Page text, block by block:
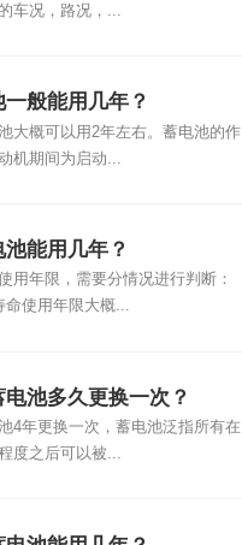
车况，路况，...
般能用几年？
大概可以用2年左右。蓄电池的作
机期间为启动...
能用几年？
用年限，需要分情况进行判断：
命使用年限大概...
电池多久更换一次？
4年更换一次，蓄电池泛指所有在
度之后可以被...